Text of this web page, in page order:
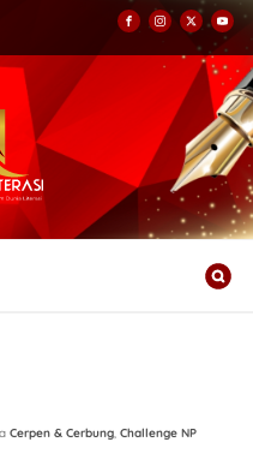
Cerpen & Cerbung Challenge NP